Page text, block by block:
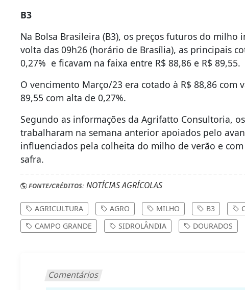
B3
Na Bolsa Brasileira (B3), os preços futuros do milho
volta das 09h26 (horário de Brasília), as principais
0,27% e ficavam na faixa entre R$ 88,86 e R$ 89,55.
O vencimento Março/23 era cotado à R$ 88,86 com
89,55 com alta de 0,27%.
Segundo as informações da Agrifatto Consultoria,
trabalharam na semana anterior apoiados pelo
influenciados pela colheita do milho de verão e
safra.
FONTE/CRÉDITOS: NOTÍCIAS AGRÍCOLAS
AGRICULTURA AGRO MILHO B3
CAMPO GRANDE
SIDROLÂNDIA DOURADOS
Comentários